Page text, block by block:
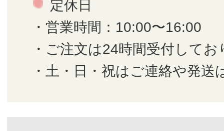
定休日
・営業時間：10:00〜16:00
・ご注文は24時間受付してお
・土・日・祝はご連絡や発送